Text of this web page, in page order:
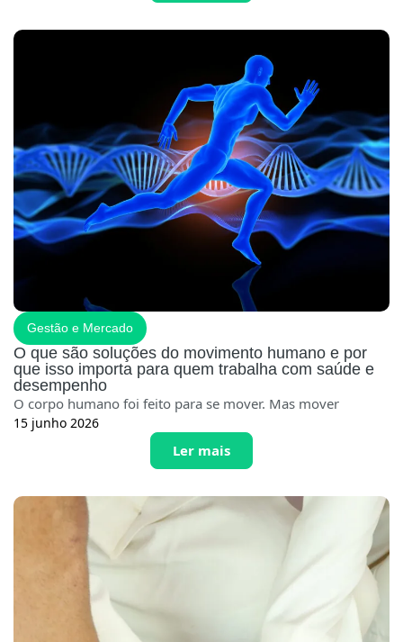
Gestão e Mercado
O que são soluções do movimento humano e por
que isso importa para quem trabalha com saúde e
desempenho
O corpo humano foi feito para se mover. Mas mover
15 junho 2026
Ler mais